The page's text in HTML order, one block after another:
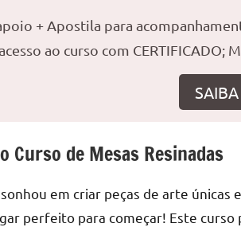
de
jantar
lugares,
você
tudo
+ Apostila para
ao curso com
Curso de Mesas Resinadas
em criar peças de arte únicas
perfeito para começar! Este